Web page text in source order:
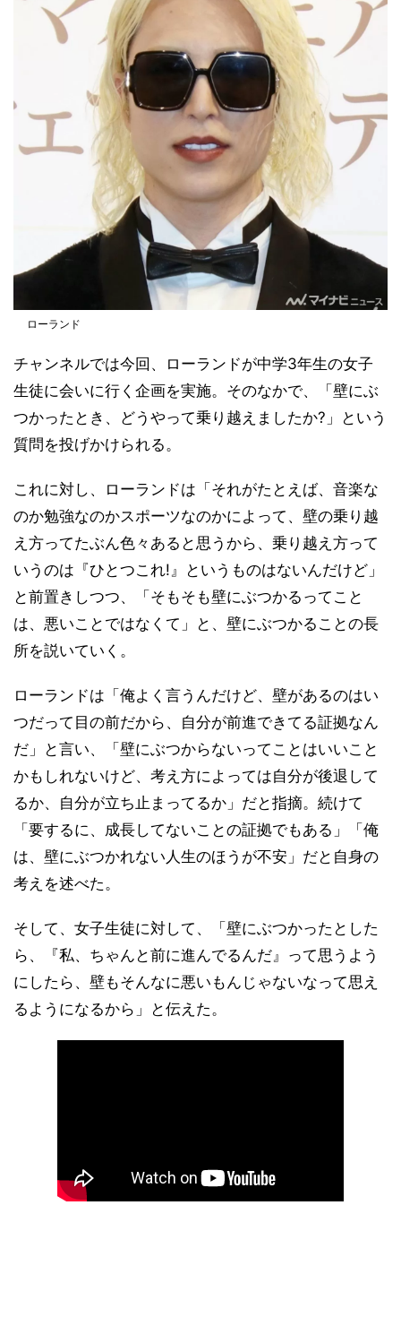
ローランド
チャンネルでは今回、ローランドが中学3年生の女子
生徒に会いに行く企画を実施。そのなかで、「壁にぶ
つかったとき、どうやって乗り越えましたか?」という
質問を投げかけられる。
これに対し、ローランドは「それがたとえば、音楽な
のか勉強なのかスポーツなのかによって、壁の乗り越
え方ってたぶん色々あると思うから、乗り越え方って
いうのは『ひとつこれ!』というものはないんだけど」
と前置きしつつ、「そもそも壁にぶつかるってこと
は、悪いことではなくて」と、壁にぶつかることの長
所を説いていく。
ローランドは「俺よく言うんだけど、壁があるのはい
つだって目の前だから、自分が前進できてる証拠なん
だ」と言い、「壁にぶつからないってことはいいこと
かもしれないけど、考え方によっては自分が後退して
るか、自分が立ち止まってるか」だと指摘。続けて
「要するに、成長してないことの証拠でもある」「俺
は、壁にぶつかれない人生のほうが不安」だと自身の
考えを述べた。
そして、女子生徒に対して、「壁にぶつかったとした
ら、『私、ちゃんと前に進んでるんだ』って思うよう
にしたら、壁もそんなに悪いもんじゃないなって思え
るようになるから」と伝えた。